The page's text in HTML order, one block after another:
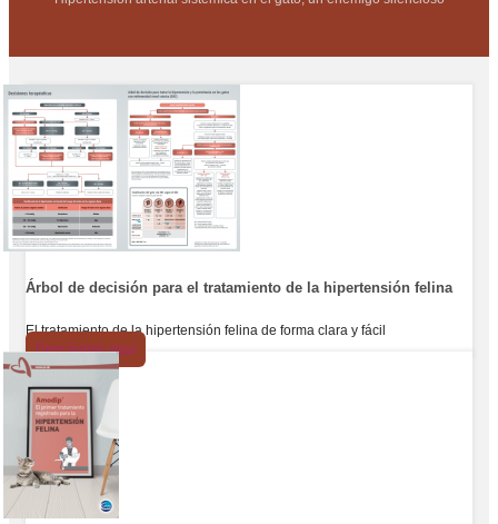
Árbol de decisión para el tratamiento de la hipertensión felina
El tratamiento de la hipertensión felina de forma clara y fácil
Descárgalo aquí